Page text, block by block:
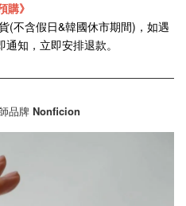
購》
(不含假日&韓國休市期間)，如遇
知，立即安排退款。
品牌Nonficion